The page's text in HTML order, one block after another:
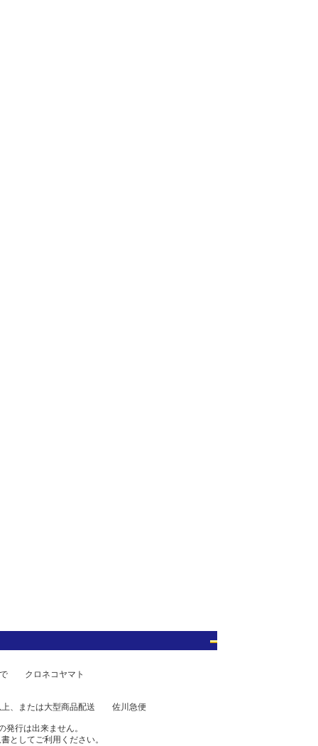
で クロネコヤマト
たは大型商品配送 佐川急便
発行は出来ません。
としてご利用ください。